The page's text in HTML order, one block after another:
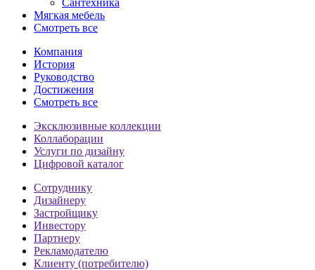
Сантехника
Мягкая мебель
Смотреть все
Компания
История
Руководство
Достижения
Смотреть все
Эксклюзивные коллекции
Коллаборации
Услуги по дизайну
Цифровой каталог
Сотруднику
Дизайнеру
Застройщику
Инвестору
Партнеру
Рекламодателю
Клиенту (потребителю)